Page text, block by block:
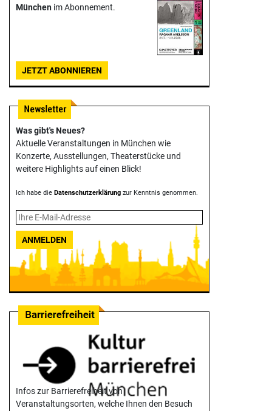
München im Abonnement.
JETZT ABONNIEREN
Was gibt's Neues?
Aktuelle Veranstaltungen in München wie
Konzerte, Ausstellungen, Theater­stücke und
weitere Highlights auf einen Blick!
Ich habe die Datenschutzerklärung zur Kenntnis genommen.
ANMELDEN
Infos zur Barrierefreiheit von
Veranstaltungsorten, welche Ihnen den Besuch